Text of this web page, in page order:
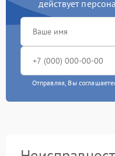
действует
Отправляя, Вы